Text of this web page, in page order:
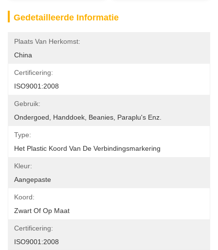
Gedetailleerde Informatie
Plaats Van Herkomst:
China
Certificering:
ISO9001:2008
Gebruik:
Ondergoed, Handdoek, Beanies, Paraplu's Enz.
Type:
Het Plastic Koord Van De Verbindingsmarkering
Kleur:
Aangepaste
Koord:
Zwart Of Op Maat
Certificering:
ISO9001:2008